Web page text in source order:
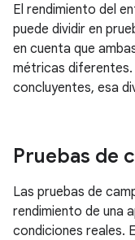
El rendimiento del
puede dividir en
en cuenta que
métricas diferentes.
concluyentes, esa
Pruebas de
Las pruebas de
rendimiento de una
condiciones reales.